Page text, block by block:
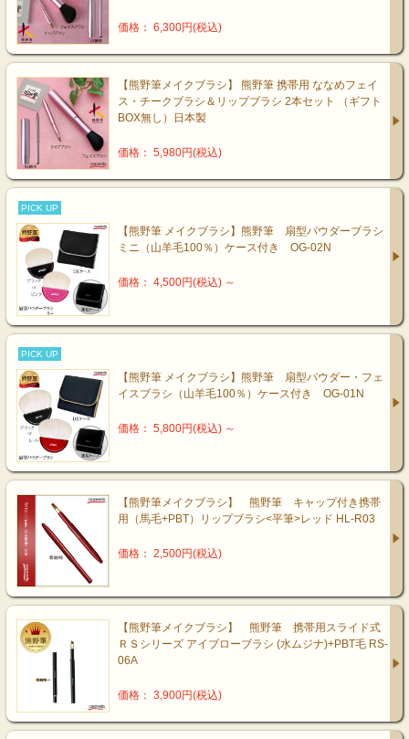
価格： 6,300円(税込)
【熊野筆メイクブラシ】 熊野筆 携帯用 ななめフェイ
ス・チークブラシ＆リップブラシ 2本セット （ギフト
BOX無し）日本製
価格： 5,980円(税込)
PICK UP
【熊野筆 メイクブラシ】熊野筆 扇型パウダーブラシ
ミニ（山羊毛100％）ケース付き OG-02N
価格： 4,500円(税込) ～
PICK UP
【熊野筆 メイクブラシ】熊野筆 扇型パウダー・フェ
イスブラシ（山羊毛100％）ケース付き OG-01N
価格： 5,800円(税込) ～
【熊野筆メイクブラシ】 熊野筆 キャップ付き携帯
用（馬毛+PBT）リップブラシ<平筆>レッド HL-R03
価格： 2,500円(税込)
【熊野筆メイクブラシ】 熊野筆 携帯用スライド式
ＲＳシリーズ アイブローブラシ (水ムジナ)+PBT毛 RS-
06A
価格： 3,900円(税込)